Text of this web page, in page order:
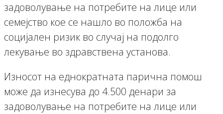
задоволување на потребите на лице или
семејство кое се нашло во положба на
социјален ризик во случај на подолго
лекување во здравствена установа.
Износот на еднократната парична помош
може да изнесува до 4.500 денари за
задоволување на потребите на лице или